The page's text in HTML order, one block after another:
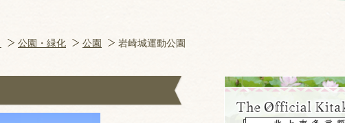
公園・緑化 公園 岩崎城運動公園